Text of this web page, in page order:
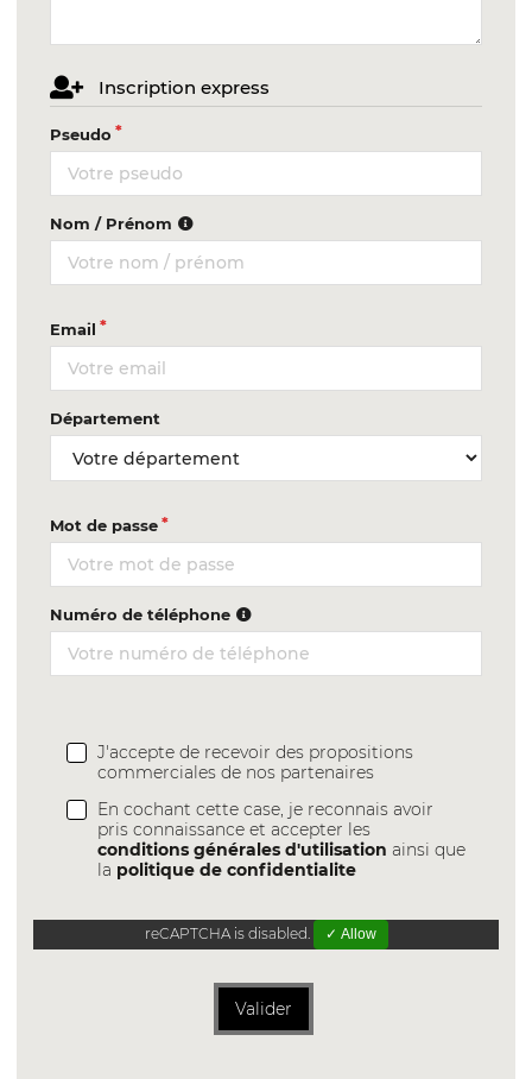
Inscription express
Pseudo
Nom / Prénom
Email
Département
Mot de passe
Numéro de téléphone
J'accepte de recevoir des propositions
commerciales de nos partenaires
En cochant cette case, je reconnais avoir
pris connaissance et accepter les
conditions générales d'utilisation ainsi que
la politique de confidentialite
reCAPTCHA is disabled. ✓ Allow
Valider